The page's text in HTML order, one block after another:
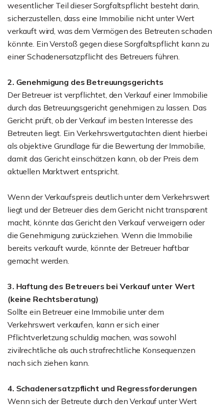
wesentlicher Teil dieser Sorgfaltspflicht besteht darin,
sicherzustellen, dass eine Immobilie nicht unter Wert
verkauft wird, was dem Vermögen des Betreuten schaden
könnte. Ein Verstoß gegen diese Sorgfaltspflicht kann zu
einer Schadenersatzpflicht des Betreuers führen.
2. Genehmigung des Betreuungsgerichts
Der Betreuer ist verpflichtet, den Verkauf einer Immobilie
durch das Betreuungsgericht genehmigen zu lassen. Das
Gericht prüft, ob der Verkauf im besten Interesse des
Betreuten liegt. Ein Verkehrswertgutachten dient hierbei
als objektive Grundlage für die Bewertung der Immobilie,
damit das Gericht einschätzen kann, ob der Preis dem
aktuellen Marktwert entspricht.
Wenn der Verkaufspreis deutlich unter dem Verkehrswert
liegt und der Betreuer dies dem Gericht nicht transparent
macht, könnte das Gericht den Verkauf verweigern oder
die Genehmigung zurückziehen. Wenn die Immobilie
bereits verkauft wurde, könnte der Betreuer haftbar
gemacht werden.
3. Haftung des Betreuers bei Verkauf unter Wert
(keine Rechtsberatung)
Sollte ein Betreuer eine Immobilie unter dem
Verkehrswert verkaufen, kann er sich einer
Pflichtverletzung schuldig machen, was sowohl
zivilrechtliche als auch strafrechtliche Konsequenzen
nach sich ziehen kann.
4. Schadenersatzpflicht und Regressforderungen
Wenn sich der Betreute durch den Verkauf unter Wert